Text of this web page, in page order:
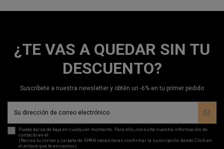
¿TE VAS A QUEDAR SIN TU
DESCUENTO?
Suscríbete a nuestra newsletter y obtén un -6% en tu primer pedido
Puede darse de baja en cualquier momento. Para ello, consulte nuestra información de
contacto en el
(Revisa tu correo y carpeta de SPAN necesitaras confirmar la suscripción dando Click en
el enlace que te enviamos)